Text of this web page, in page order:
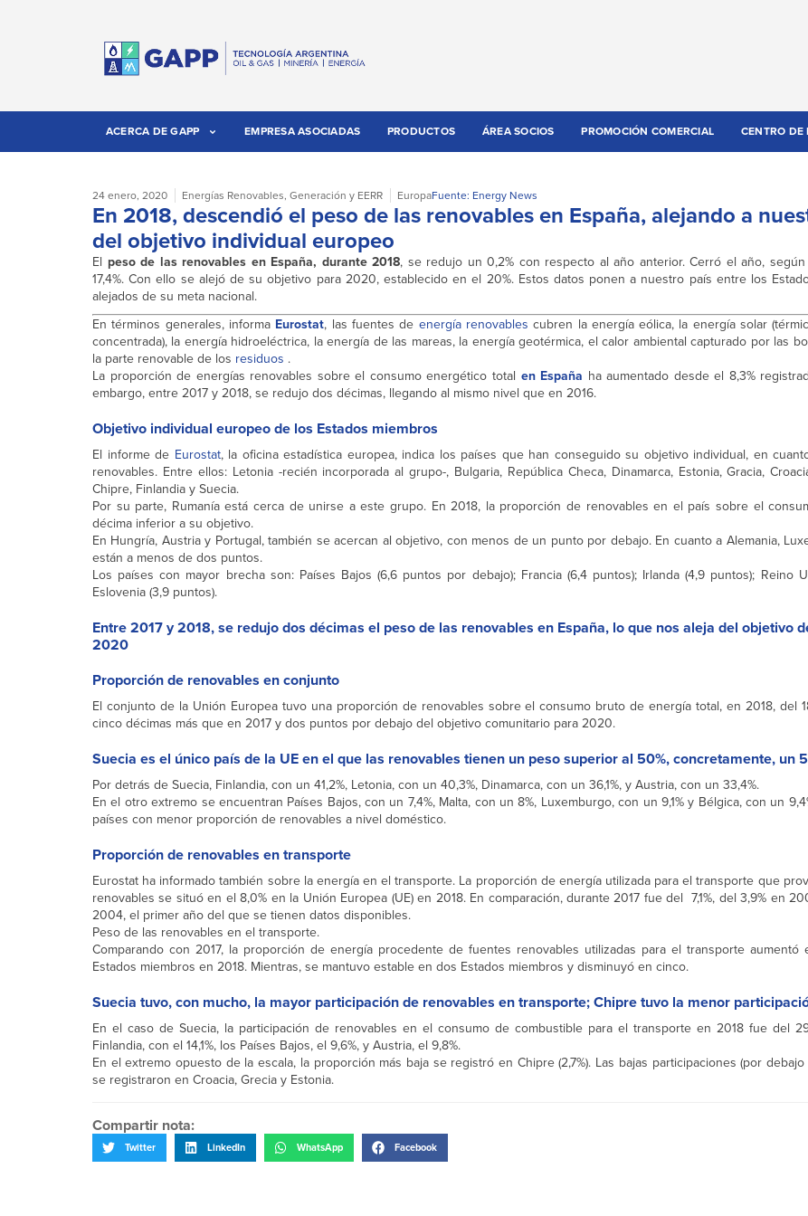
ACERCA DE GAPP EMPRESA ASOCIADAS PRODUCTOS ÁREA SOCIOS PROMOCIÓN COMERCIAL CENTRO DE
24 enero, 2020 Energías Renovables, Generación y EERR EuropaFuente: Energy News
En 2018, descendió el peso de las renovables en España, alejando a
del objetivo individual europeo
El peso de las renovables en España, durante 2018, se redujo un 0,2% con respecto al año anterior. Cerró el año,
17,4%. Con ello se alejó de su objetivo para 2020, establecido en el 20%. Estos datos ponen a nuestro país entre los
alejados de su meta nacional.
En términos generales, informaEurostat, las fuentes de energía renovables cubren la energía eólica, la energía solar
concentrada), la energía hidroeléctrica, la energía de las mareas, la energía geotérmica, el calor ambiental capturado por las
la parte renovable de los residuos .
La proporción de energías renovables sobre el consumo energético total en España ha aumentado desde el 8,3%
embargo, entre 2017 y 2018, se redujo dos décimas, llegando al mismo nivel que en 2016.
Objetivo individual europeo de los Estados miembros
El informe de Eurostat, la oficina estadística europea, indica los países que han conseguido su objetivo individual, en
renovables. Entre ellos: Letonia -recién incorporada al grupo-, Bulgaria, República Checa, Dinamarca, Estonia, Gracia,
Chipre, Finlandia y Suecia.
Por su parte, Rumanía está cerca de unirse a este grupo. En 2018, la proporción de renovables en el país sobre el
décima inferior a su objetivo.
En Hungría, Austria y Portugal, también se acercan al objetivo, con menos de un punto por debajo. En cuanto a Alemania,
están a menos de dos puntos.
Los países con mayor brecha son: Países Bajos (6,6 puntos por debajo); Francia (6,4 puntos); Irlanda (4,9 puntos); Reino
Eslovenia (3,9 puntos).
Entre 2017 y 2018, se redujo dos décimas el peso de las renovables en España, lo que nos aleja del objetivo
2020
Proporción de renovables en conjunto
El conjunto de la Unión Europea tuvo una proporción de renovables sobre el consumo bruto de energía total, en 2018, del
cinco décimas más que en 2017 y dos puntos por debajo del objetivo comunitario para 2020.
Suecia es el único país de la UE en el que las renovables tienen un peso superior al 50%, concretamente, un
Por detrás de Suecia, Finlandia, con un 41,2%, Letonia, con un 40,3%, Dinamarca, con un 36,1%, y Austria, con un 33,4%.
En el otro extremo se encuentran Países Bajos, con un 7,4%, Malta, con un 8%, Luxemburgo, con un 9,1% y Bélgica, con un
países con menor proporción de renovables a nivel doméstico.
Proporción de renovables en transporte
Eurostat ha informado también sobre la energía en el transporte. La proporción de energía utilizada para el transporte que
renovables se situó en el 8,0% en la Unión Europea (UE) en 2018. En comparación, durante 2017 fue del 7,1%, del 3,9% en
2004, el primer año del que se tienen datos disponibles.
Peso de las renovables en el transporte.
Comparando con 2017, la proporción de energía procedente de fuentes renovables utilizadas para el transporte
Estados miembros en 2018. Mientras, se mantuvo estable en dos Estados miembros y disminuyó en cinco.
Suecia tuvo, con mucho, la mayor participación de renovables en transporte; Chipre tuvo la menor
En el caso de Suecia, la participación de renovables en el consumo de combustible para el transporte en 2018 fue del
Finlandia, con el 14,1%, los Países Bajos, el 9,6%, y Austria, el 9,8%.
En el extremo opuesto de la escala, la proporción más baja se registró en Chipre (2,7%). Las bajas participaciones (por debajo
se registraron en Croacia, Grecia y Estonia.
Compartir nota:
Twitter LinkedIn WhatsApp Facebook